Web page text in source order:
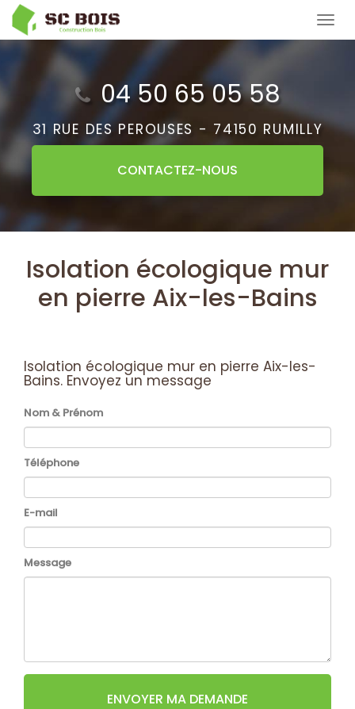
Aller
au
contenu
principal
04 50 65 05 58
31 RUE DES PEROUSES - 74150 RUMILLY
CONTACTEZ-NOUS
Isolation écologique mur
en pierre Aix-les-Bains
Isolation écologique mur en pierre Aix-les-
Bains. Envoyez un message
Nom & Prénom
Téléphone
E-mail
Message
ENVOYER MA DEMANDE